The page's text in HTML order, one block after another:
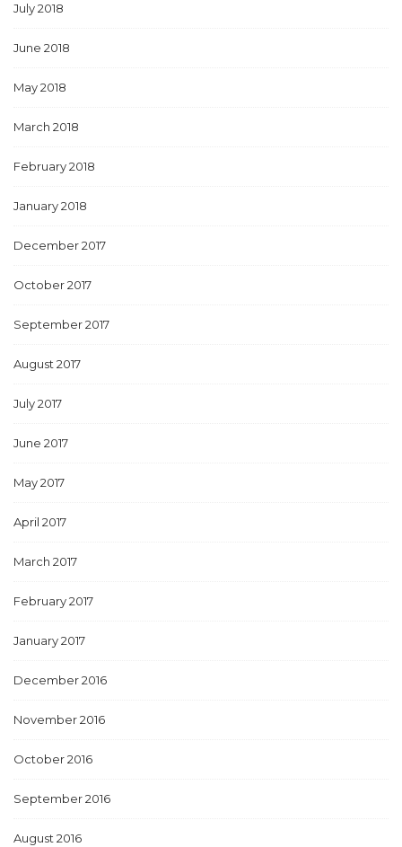
July 2018
June 2018
May 2018
March 2018
February 2018
January 2018
December 2017
October 2017
September 2017
August 2017
July 2017
June 2017
May 2017
April 2017
March 2017
February 2017
January 2017
December 2016
November 2016
October 2016
September 2016
August 2016